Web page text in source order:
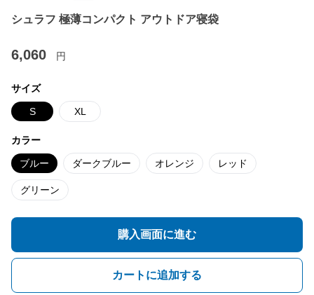
シュラフ 極薄コンパクト アウトドア寝袋
6,060 円
サイズ
S XL
カラー
ブルー ダークブルー オレンジ レッド
グリーン
購入画面に進む
カートに追加する